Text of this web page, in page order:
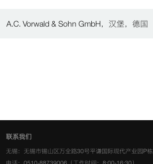
A.C. Vorwald & Sohn GmbH，汉堡，德国
联系我们
无锡：无锡市锡山区万全路30号平谦国际现代产业园P栋